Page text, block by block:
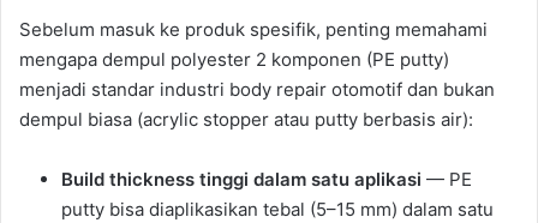
Sebelum masuk ke produk spesifik, penting memahami
mengapa dempul polyester 2 komponen (PE putty)
menjadi standar industri body repair otomotif dan bukan
dempul biasa (acrylic stopper atau putty berbasis air):
Build thickness tinggi dalam satu aplikasi — PE
putty bisa diaplikasikan tebal (5–15 mm) dalam satu